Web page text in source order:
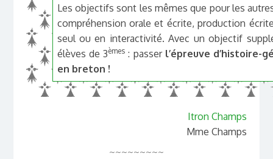
Les objectifs sont les mêmes que pour les
compréhension orale et écrite, production
seul ou en interactivité. Avec un objectif
élèves de 3èmes : passerl’épreuve d’histoire-
en breton !
Itron Champs
Mme Champs
~~~~~~~~~